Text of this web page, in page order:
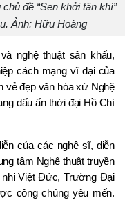
đề “Sen khởi tân khí”
Ảnh: Hữu Hoàng
nghệ thuật sân khấu,
cách mạng vĩ đại của
vẻ đẹp văn hóa xứ Nghệ
dấu ấn thời đại Hồ Chí
của các nghệ sĩ, diễn
tâm Nghệ thuật truyền
nhi Việt Đức, Trường Đại
công chúng yêu mến.